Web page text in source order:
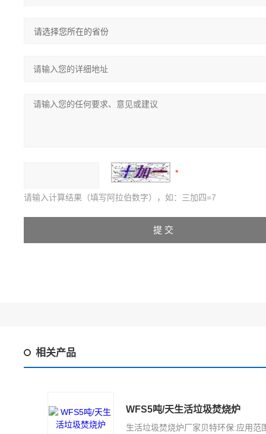
请输入计算结果（填写阿拉伯数字），如：三加四=7
相关产品
WFS5吨/天生活垃圾焚烧炉
生活垃圾焚烧炉厂家贝特环保:应用范